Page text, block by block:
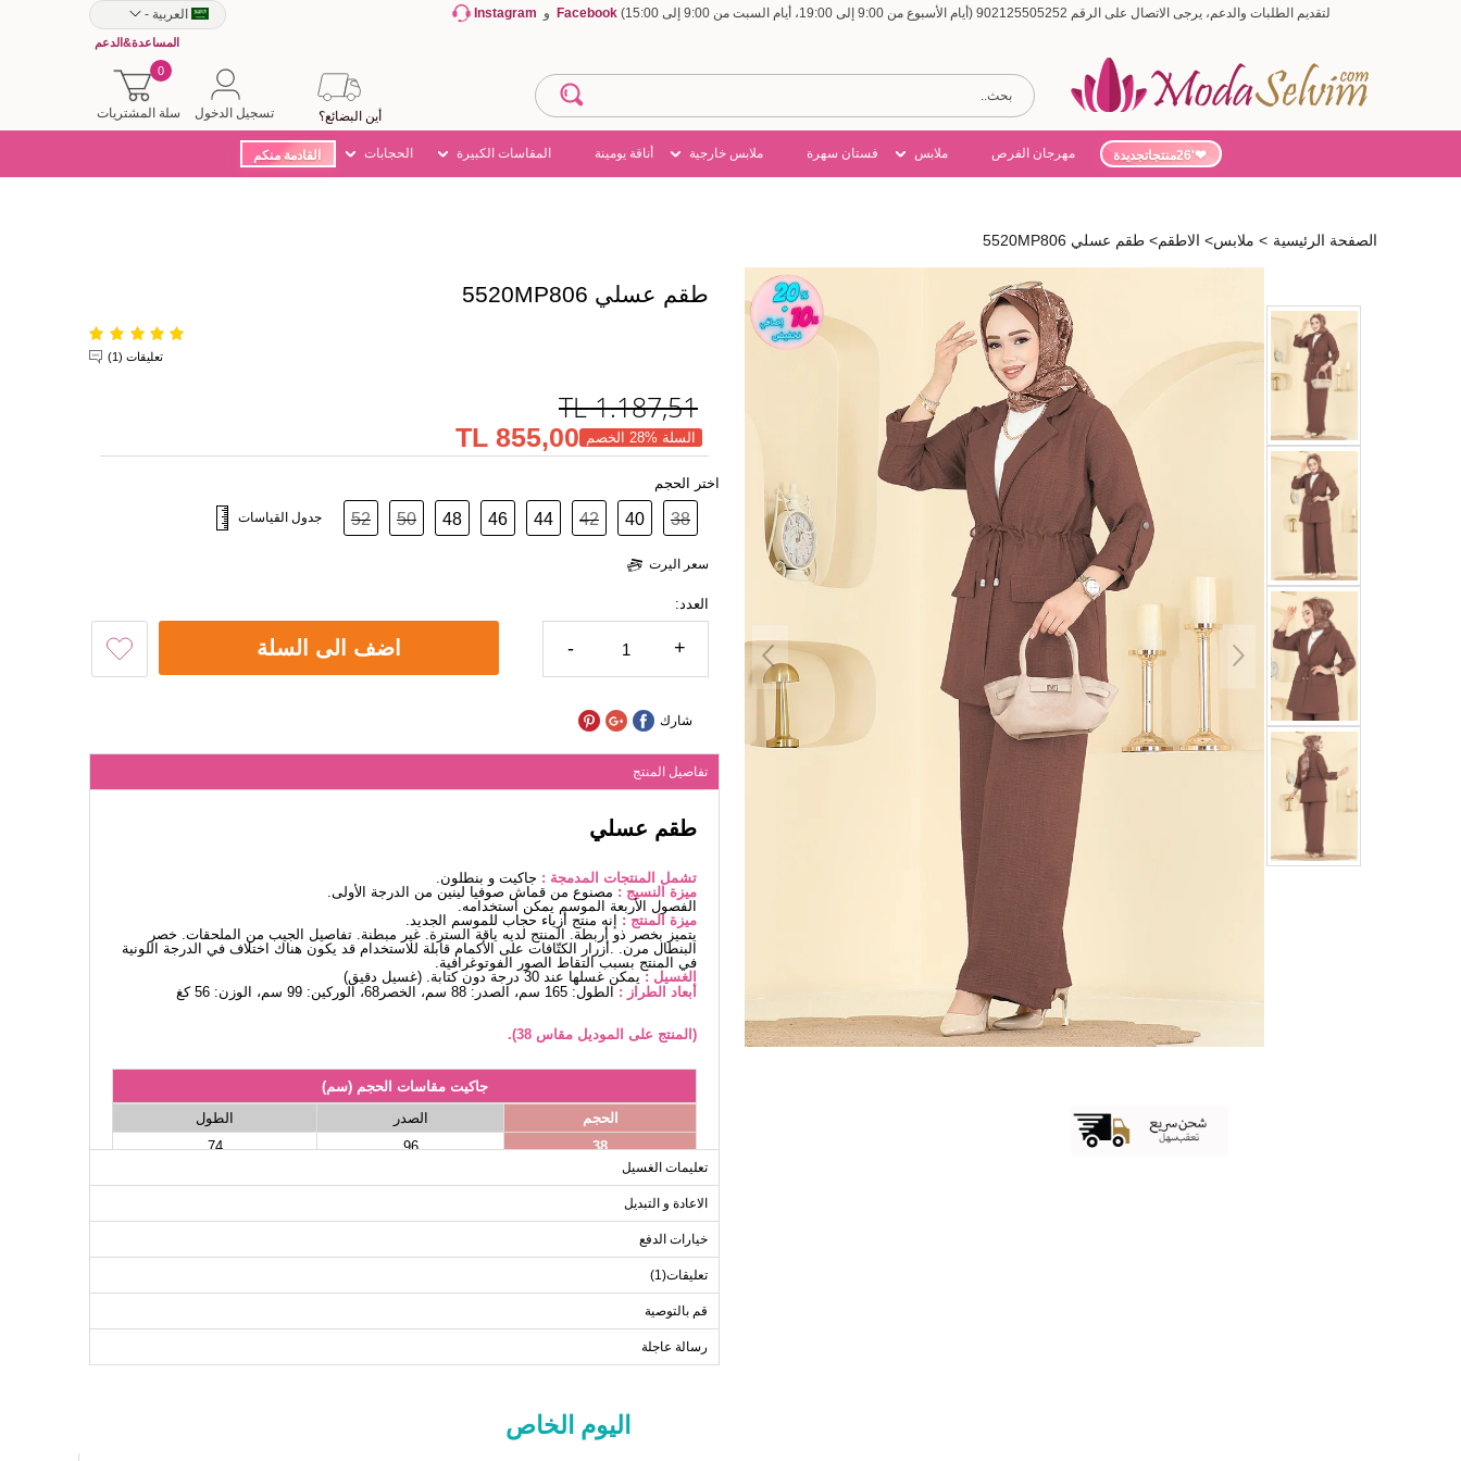
لتقديم الطلبات والدعم، يرجى الاتصال على الرقم 902125505252 (أيام الأسبوع من 9:00 إلى 19:00، أيام السبت من 9:00 إلى 15:00) Facebook و Instagram العربية -
المساعدة&الدعم
سلة المشتريات
0
تسجيل الدخول أين البضائع؟
'26منتجاتجديدة مهرجان الفرص ملابس فستان سهرة ملابس خارجية أناقة يومينة المقاسات الكبيرة الحجابات القادمة منكم
الصفحة الرئيسية > ملابس> الاطقم> طقم عسلي 5520MP806
طقم عسلي 5520MP806
تعليقات (1)
1.187,51
TL
السلة %28 الخصم 855,00 TL
اختر الحجم
38
40
42
44
46
48
50
52 جدول القياسات
سعر اليرت
العدد:
- + اضف الى السلة
شارك
تفاصيل المنتج
طقم عسلي
تشمل المنتجات المدمجة : جاكيت و بنطلون.
ميزة النسيج : مصنوع من قماش صوفيا لينين من الدرجة الأولى.
الفصول الأربعة الموسم يمكن استخدامه.
ميزة المنتج : إنه منتج أزياء حجاب للموسم الجديد.
يتميز بخصر ذو أربطة. المنتج لديه ياقة السترة. غير مبطنة. تفاصيل الجيب من الملحقات. خصر
البنطال مرن. .أزرار الكتّافات على الأكمام قابلة للاستخدام قد يكون هناك اختلاف في الدرجة اللونية
في المنتج بسبب التقاط الصور الفوتوغرافية.
الغسيل : يمكن غسلها عند 30 درجة دون كتابة. (غسيل دقيق)
أبعاد الطراز : الطول: 165 سم، الصدر: 88 سم، الخصر68، الوركين: 99 سم، الوزن: 56 كغ
(المنتج على الموديل مقاس 38).
جاكيت مقاسات الحجم (سم)
الحجم
الصدر
الطول
38
96
74
46
116
74
تعليمات الغسيل
الاعادة و التبديل
خيارات الدفع
تعليقات(1)
قم بالتوصية
رسالة عاجلة
اليوم الخاص